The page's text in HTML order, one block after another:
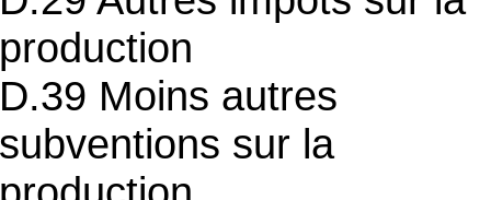
production
D.39 Moins autres
subventions sur la